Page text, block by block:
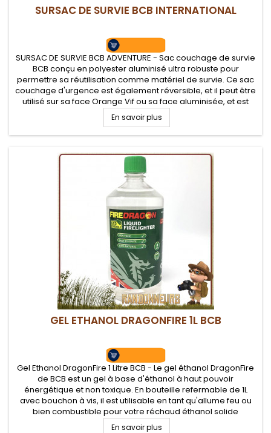
SURSAC DE SURVIE BCB INTERNATIONAL
SURSAC DE SURVIE BCB ADVENTURE - Sac couchage de survie
BCB conçu en polyester aluminisé ultra robuste pour
permettre sa réutilisation comme matériel de survie. Ce sac
couchage d'urgence est également réversible, et il peut être
utilisé sur sa face Orange Vif ou sa face aluminisée, et est
aussi utilisable en bivy bag ou sursac de couchage
En savoir plus
GEL ETHANOL DRAGONFIRE 1L BCB
Gel Ethanol DragonFire 1 Litre BCB - Le gel éthanol DragonFire
de BCB est un gel à base d'éthanol à haut pouvoir
énergétique et non toxique. En bouteille refermable de 1L
avec bouchon à vis, il est utilisable en tant qu'allume feu ou
bien combustible pour votre réchaud éthanol solide
En savoir plus